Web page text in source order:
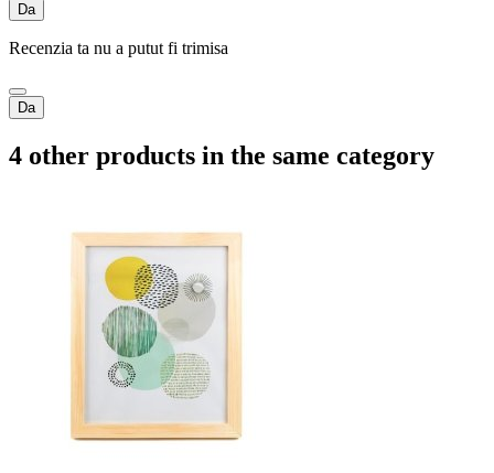
Da
Recenzia ta nu a putut fi trimisa
Da
4 other products in the same category